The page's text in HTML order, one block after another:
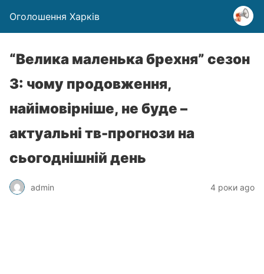
Оголошення Харків
“Велика маленька брехня” сезон
3: чому продовження,
найімовірніше, не буде –
актуальні тв-прогнози на
сьогоднішній день
admin 4 роки ago